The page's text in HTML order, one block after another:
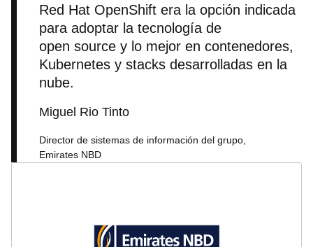
Red Hat OpenShift era la opción indicada
para adoptar la tecnología de
open source y lo mejor en contenedores,
Kubernetes y stacks desarrolladas en la
nube.
Miguel Rio Tinto
Director de sistemas de información del grupo,
Emirates NBD